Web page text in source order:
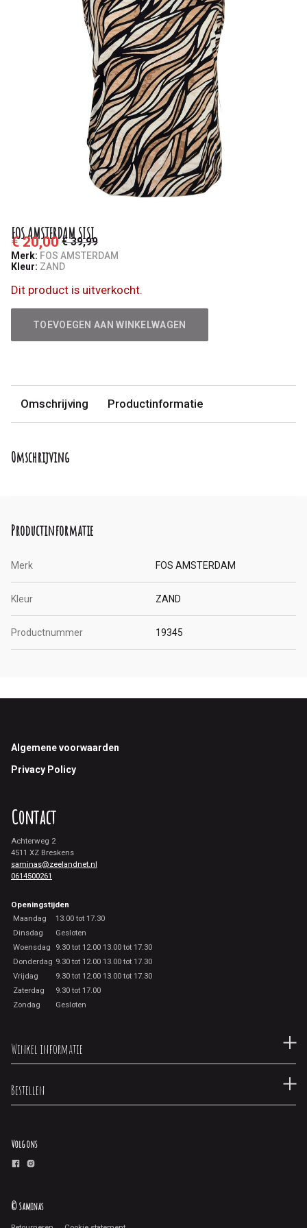
FOS AMSTERDAM SISI
€ 20,00 € 39,99
Merk: FOS AMSTERDAM
Kleur: ZAND
Dit product is uitverkocht.
TOEVOEGEN AAN WINKELWAGEN
Omschrijving Productinformatie
Omschrijving
Productinformatie
Merk FOS AMSTERDAM
Kleur ZAND
Productnummer 19345
Footer
Algemene voorwaarden
Privacy Policy
Contact
Achterweg 2
4511 XZ Breskens
saminas@zeelandnet.nl
0614500261
Openingstijden
Maandag
13.00 tot 17.30
Dinsdag
Gesloten
Woensdag
9.30 tot 12.00 13.00 tot 17.30
Donderdag 9.30 tot 12.00 13.00 tot 17.30
Vrijdag
9.30 tot 12.00 13.00 tot 17.30
Zaterdag
9.30 tot 17.00
Zondag
Gesloten
Winkel informatie
Bestellen
Volg ons
© Saminas